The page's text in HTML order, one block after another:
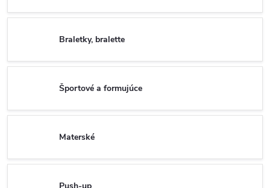
Braletky, bralette
Športové a formujúce
Materské
Push-up